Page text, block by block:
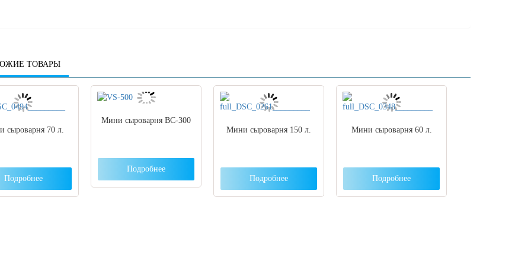
ТОВАРЫ
сыроварня 70 л.
Подробнее
Мини сыроварня ВС-300
Подробнее
Мини сыроварня 150 л.
Подробнее
Мини сыроварня 60 л.
Подробнее